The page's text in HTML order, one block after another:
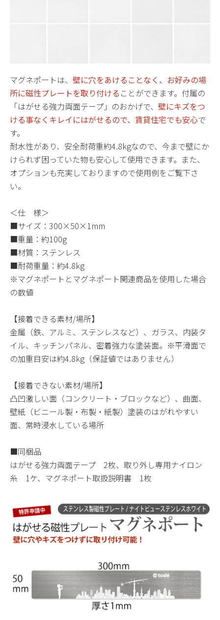
マグネポートは、 壁に穴をあけることなく、お好みの場
所に磁性プレートを取り付ける ことができます。付属の
「はがせる強力両面テープ」のおかげで、 壁にキズをつ
ける事なくキレイにはがせるので、賃貸住宅でも安心で
す。
耐水性があり、安全耐荷重約4.8kgなので、今まで壁にか
けられず困っていた物も安心して使用できます。また、
オプションも充実しておりますので使用例をご覧下さ
い。
＜仕 様＞
■サイズ：300×50×1mm
■重量：約100g
■材質：ステンレス
■耐荷重量：約4.8kg
※マグネポートとマグネポート関連商品を使用した場合
の数値
【接着できる素材/場所】
金属（鉄、アルミ、ステンレスなど）、ガラス、内装タ
イル、キッチンパネル、密着強力な塗装面。※平滑面で
の加重目安は約4.8kg（保証値ではありません）
【接着できない素材/場所】
凸凹激しい面（コンクリート・ブロックなど）、曲面、
壁紙（ビニール製・布製・紙製）塗装のはがれやすい
面、常時浸水している場所
■同梱品
はがせる強力両面テープ 2枚、取り外し専用ナイロン
糸 1ケ、マグネポート取扱説明書 1枚